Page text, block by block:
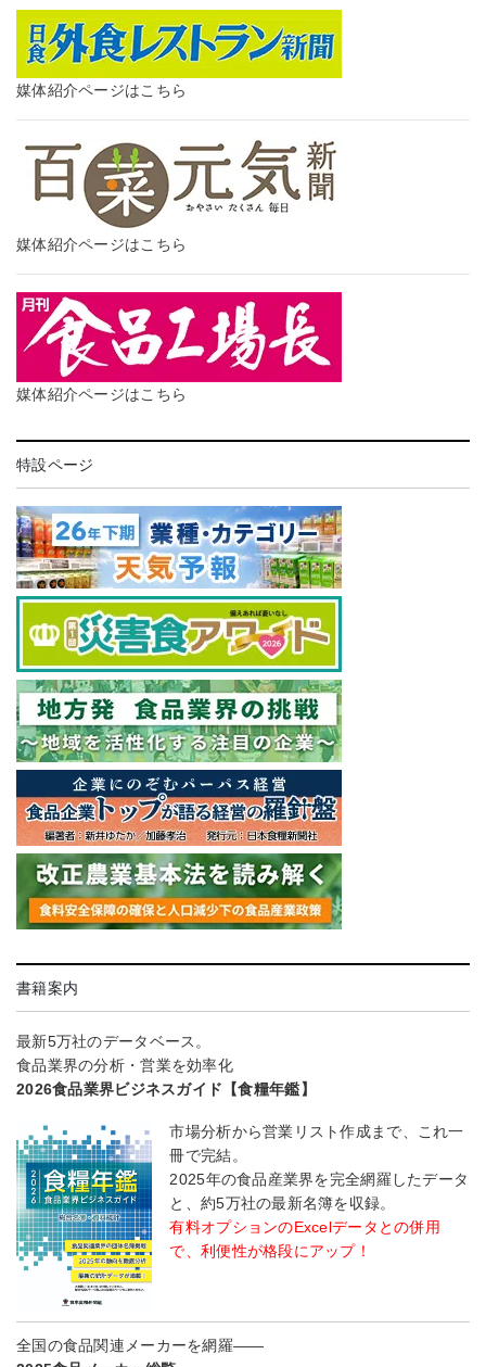
媒体紹介ページはこちら
媒体紹介ページはこちら
媒体紹介ページはこちら
特設ページ
書籍案内
最新5万社のデータベース。
食品業界の分析・営業を効率化
2026食品業界ビジネスガイド【食糧年鑑】
市場分析から営業リスト作成まで、これ一
冊で完結。
2025年の食品産業界を完全網羅したデータ
と、約5万社の最新名簿を収録。
有料オプションのExcelデータとの併用
で、利便性が格段にアップ！
全国の食品関連メーカーを網羅――